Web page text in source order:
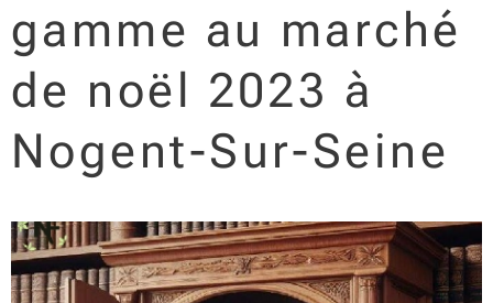
gamme au marché
de noël 2023 à
Nogent-Sur-Seine